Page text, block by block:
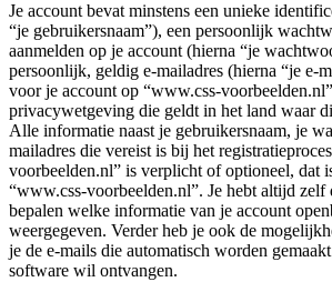
Je account bevat minstens een unieke
“je gebruikersnaam”), een persoonlijk
aanmelden op je account (hierna “je
persoonlijk, geldig e-mailadres (hierna “je e-
voor je account op “www.css-
privacywetgeving die geldt in het land waar
Alle informatie naast je gebruikersnaam, je
mailadres die vereist is bij het
voorbeelden.nl” is verplicht of optioneel, dat
“www.css-voorbeelden.nl”. Je hebt altijd
bepalen welke informatie van je account
weergegeven. Verder heb je ook de
je de e-mails die automatisch worden
software wil ontvangen.